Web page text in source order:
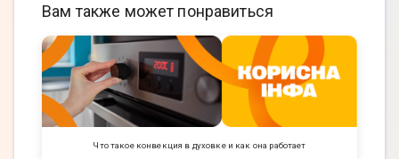
Вам также может понравиться
Что такое конвекция в духовке и как она работает